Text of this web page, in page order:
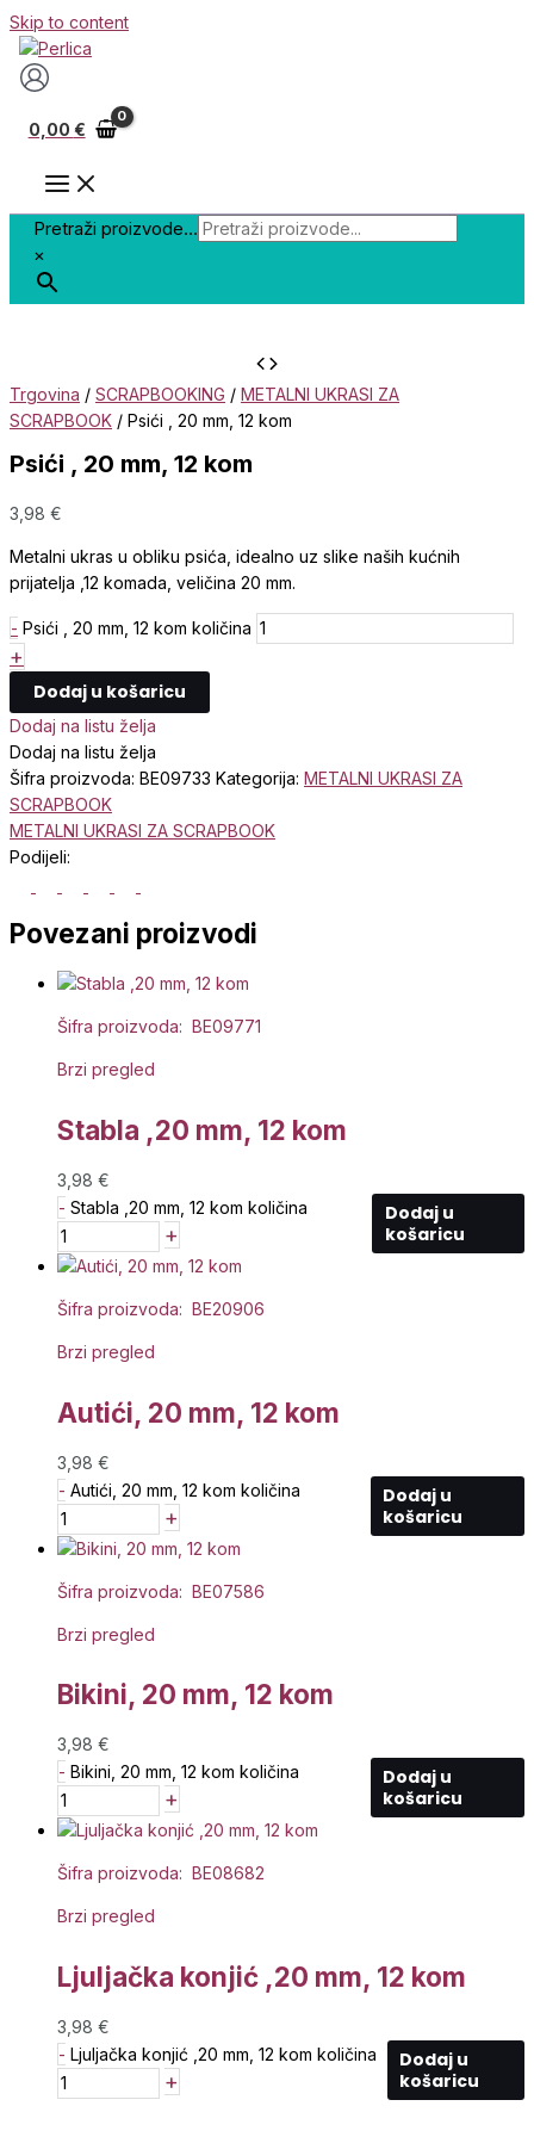
Skip to content
0,00 €
Pretraži proizvode...
×
Trgovina / SCRAPBOOKING / METALNI UKRASI ZA
SCRAPBOOK / Psići , 20 mm, 12 kom
Psići , 20 mm, 12 kom
3,98 €
Metalni ukras u obliku psića, idealno uz slike naših kućnih
prijatelja ,12 komada, veličina 20 mm.
- Psići , 20 mm, 12 kom količina
+
Dodaj u košaricu
Dodaj na listu želja
Dodaj na listu želja
Šifra proizvoda: BE09733 Kategorija: METALNI UKRASI ZA
SCRAPBOOK
METALNI UKRASI ZA SCRAPBOOK
Podijeli:
Povezani proizvodi
Šifra proizvoda: BE09771
Brzi pregled
Stabla ,20 mm, 12 kom
3,98 €
- Stabla ,20 mm, 12 kom količina
+
Dodaj u
košaricu
Šifra proizvoda: BE20906
Brzi pregled
Autići, 20 mm, 12 kom
3,98 €
- Autići, 20 mm, 12 kom količina
+
Dodaj u
košaricu
Šifra proizvoda: BE07586
Brzi pregled
Bikini, 20 mm, 12 kom
3,98 €
- Bikini, 20 mm, 12 kom količina
+
Dodaj u
košaricu
Šifra proizvoda: BE08682
Brzi pregled
Ljuljačka konjić ,20 mm, 12 kom
3,98 €
- Ljuljačka konjić ,20 mm, 12 kom količina
+
Dodaj u
košaricu